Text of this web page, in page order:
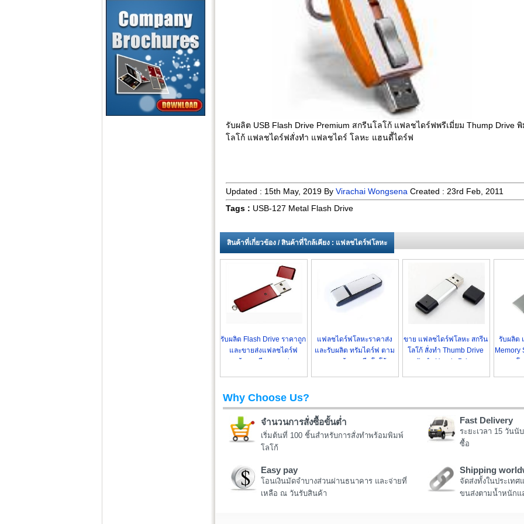
รับผลิต USB Flash Drive Premium สกรีนโลโก้ แฟลชไดร์ฟพรีเมี่ยม Thump Drive
โลโก้ แฟลชไดร์ฟสั่งทำ แฟลชไดร์ โลหะ แฮนดี้ไดร์ฟ
Updated : 15th May, 2019 By Virachai Wongsena Created : 23rd Feb, 2011
Tags : USB-127 Metal Flash Drive
สินค้าที่เกี่ยวข้อง / สินค้าที่ใกล้เคียง : แฟลชไดร์ฟโลหะ
รับผลิต Flash Drive ราคาถูก
และขายส่งแฟลชไดร์ฟ
พร้อมสกรีน ราคาส่ง
แฟลชไดร์ฟโลหะราคาส่ง
และรับผลิต ทรัมไดร์ฟ ตาม
แบบ พร้อมสกรีนโลโก้
ขาย แฟลชไดร์ฟโลหะ สกรีน
โลโก้ สั่งทำ Thumb Drive
รับทำ Handy Drive
รับผลิต
Memory
โ
Why Choose Us?
จำนวนการสั่งซื้อขั้นต่ำ
เริ่มต้นที่ 100 ชิ้นสำหรับการสั่งทำพร้อมพิมพ์
โลโก้
Fast Delivery
ระยะเวลา 15 วัน
ซื้อ
Easy pay
โอนเงินมัดจำบางส่วนผ่านธนาคาร และจ่ายที่
เหลือ ณ วันรับสินค้า
Shipping
จัดส่งทั้งในประเทศ
ขนส่งตามน้ำหนักแ